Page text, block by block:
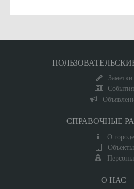
Заметки
События
СПРАВОЧНЫЕ
О городе
Объекты
Персоны
О НАС